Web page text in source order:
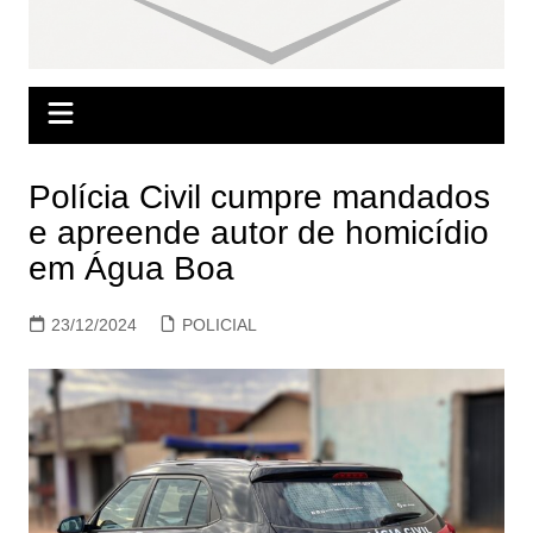
Polícia Civil cumpre mandados
e apreende autor de homicídio
em Água Boa
23/12/2024 POLICIAL